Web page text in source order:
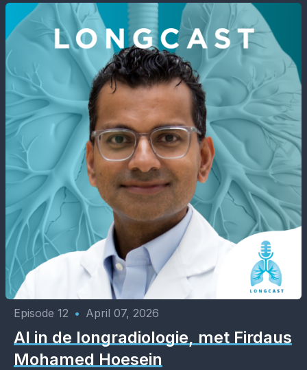
Episode 12 • April 07, 2026
AI in de longradiologie, met Firdaus
Mohamed Hoesein